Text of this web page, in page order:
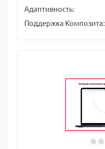
Адаптивность:
Поддержка Композита: